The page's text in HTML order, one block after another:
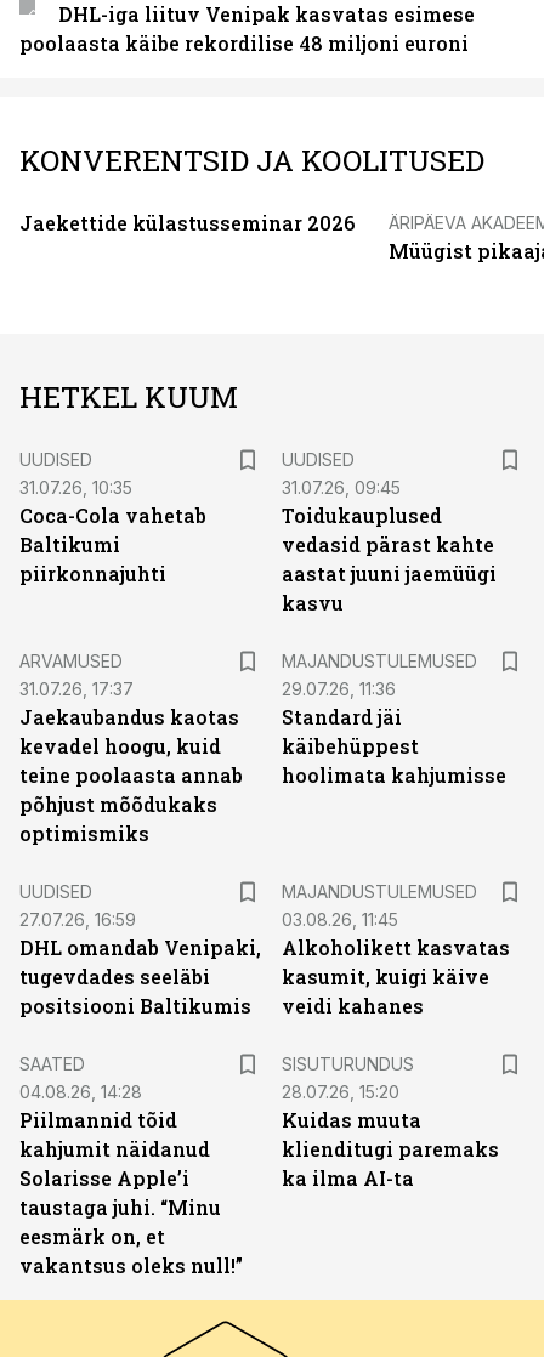
DHL-iga liituv Venipak kasvatas esimese
poolaasta käibe rekordilise 48 miljoni euroni
KONVERENTSID JA KOOLITUSED
Jaekettide külastusseminar 2026 ÄRIPÄEVA
Müügist
HETKEL KUUM
UUDISED
31.07.26, 10:35
Coca-Cola vahetab
Baltikumi
piirkonnajuhti
UUDISED
31.07.26, 09:45
Toidukauplused
vedasid pärast kahte
aastat juuni jaemüügi
kasvu
ARVAMUSED
31.07.26, 17:37
Jaekaubandus kaotas
kevadel hoogu, kuid
teine poolaasta annab
põhjust mõõdukaks
optimismiks
MAJANDUSTULEMUSED
29.07.26, 11:36
Standard jäi
käibehüppest
hoolimata kahjumisse
UUDISED
27.07.26, 16:59
DHL omandab Venipaki,
tugevdades seeläbi
positsiooni Baltikumis
MAJANDUSTULEMUSED
03.08.26, 11:45
Alkoholikett kasvatas
kasumit, kuigi käive
veidi kahanes
SAATED
04.08.26, 14:28
Piilmannid tõid
kahjumit näidanud
Solarisse Apple’i
taustaga juhi. “Minu
eesmärk on, et
vakantsus oleks null!”
SISUTURUNDUS
28.07.26, 15:20
Kuidas muuta
klienditugi paremaks
ka ilma AI-ta